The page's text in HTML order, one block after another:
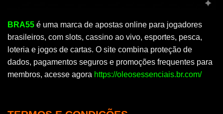
BRA55 é uma marca de apostas online para jogadores
brasileiros, com slots, cassino ao vivo, esportes, pesca,
loteria e jogos de cartas. O site combina proteção de
dados, pagamentos seguros e promoções frequentes para
membros, acesse agora https://oleosessenciais.br.com/